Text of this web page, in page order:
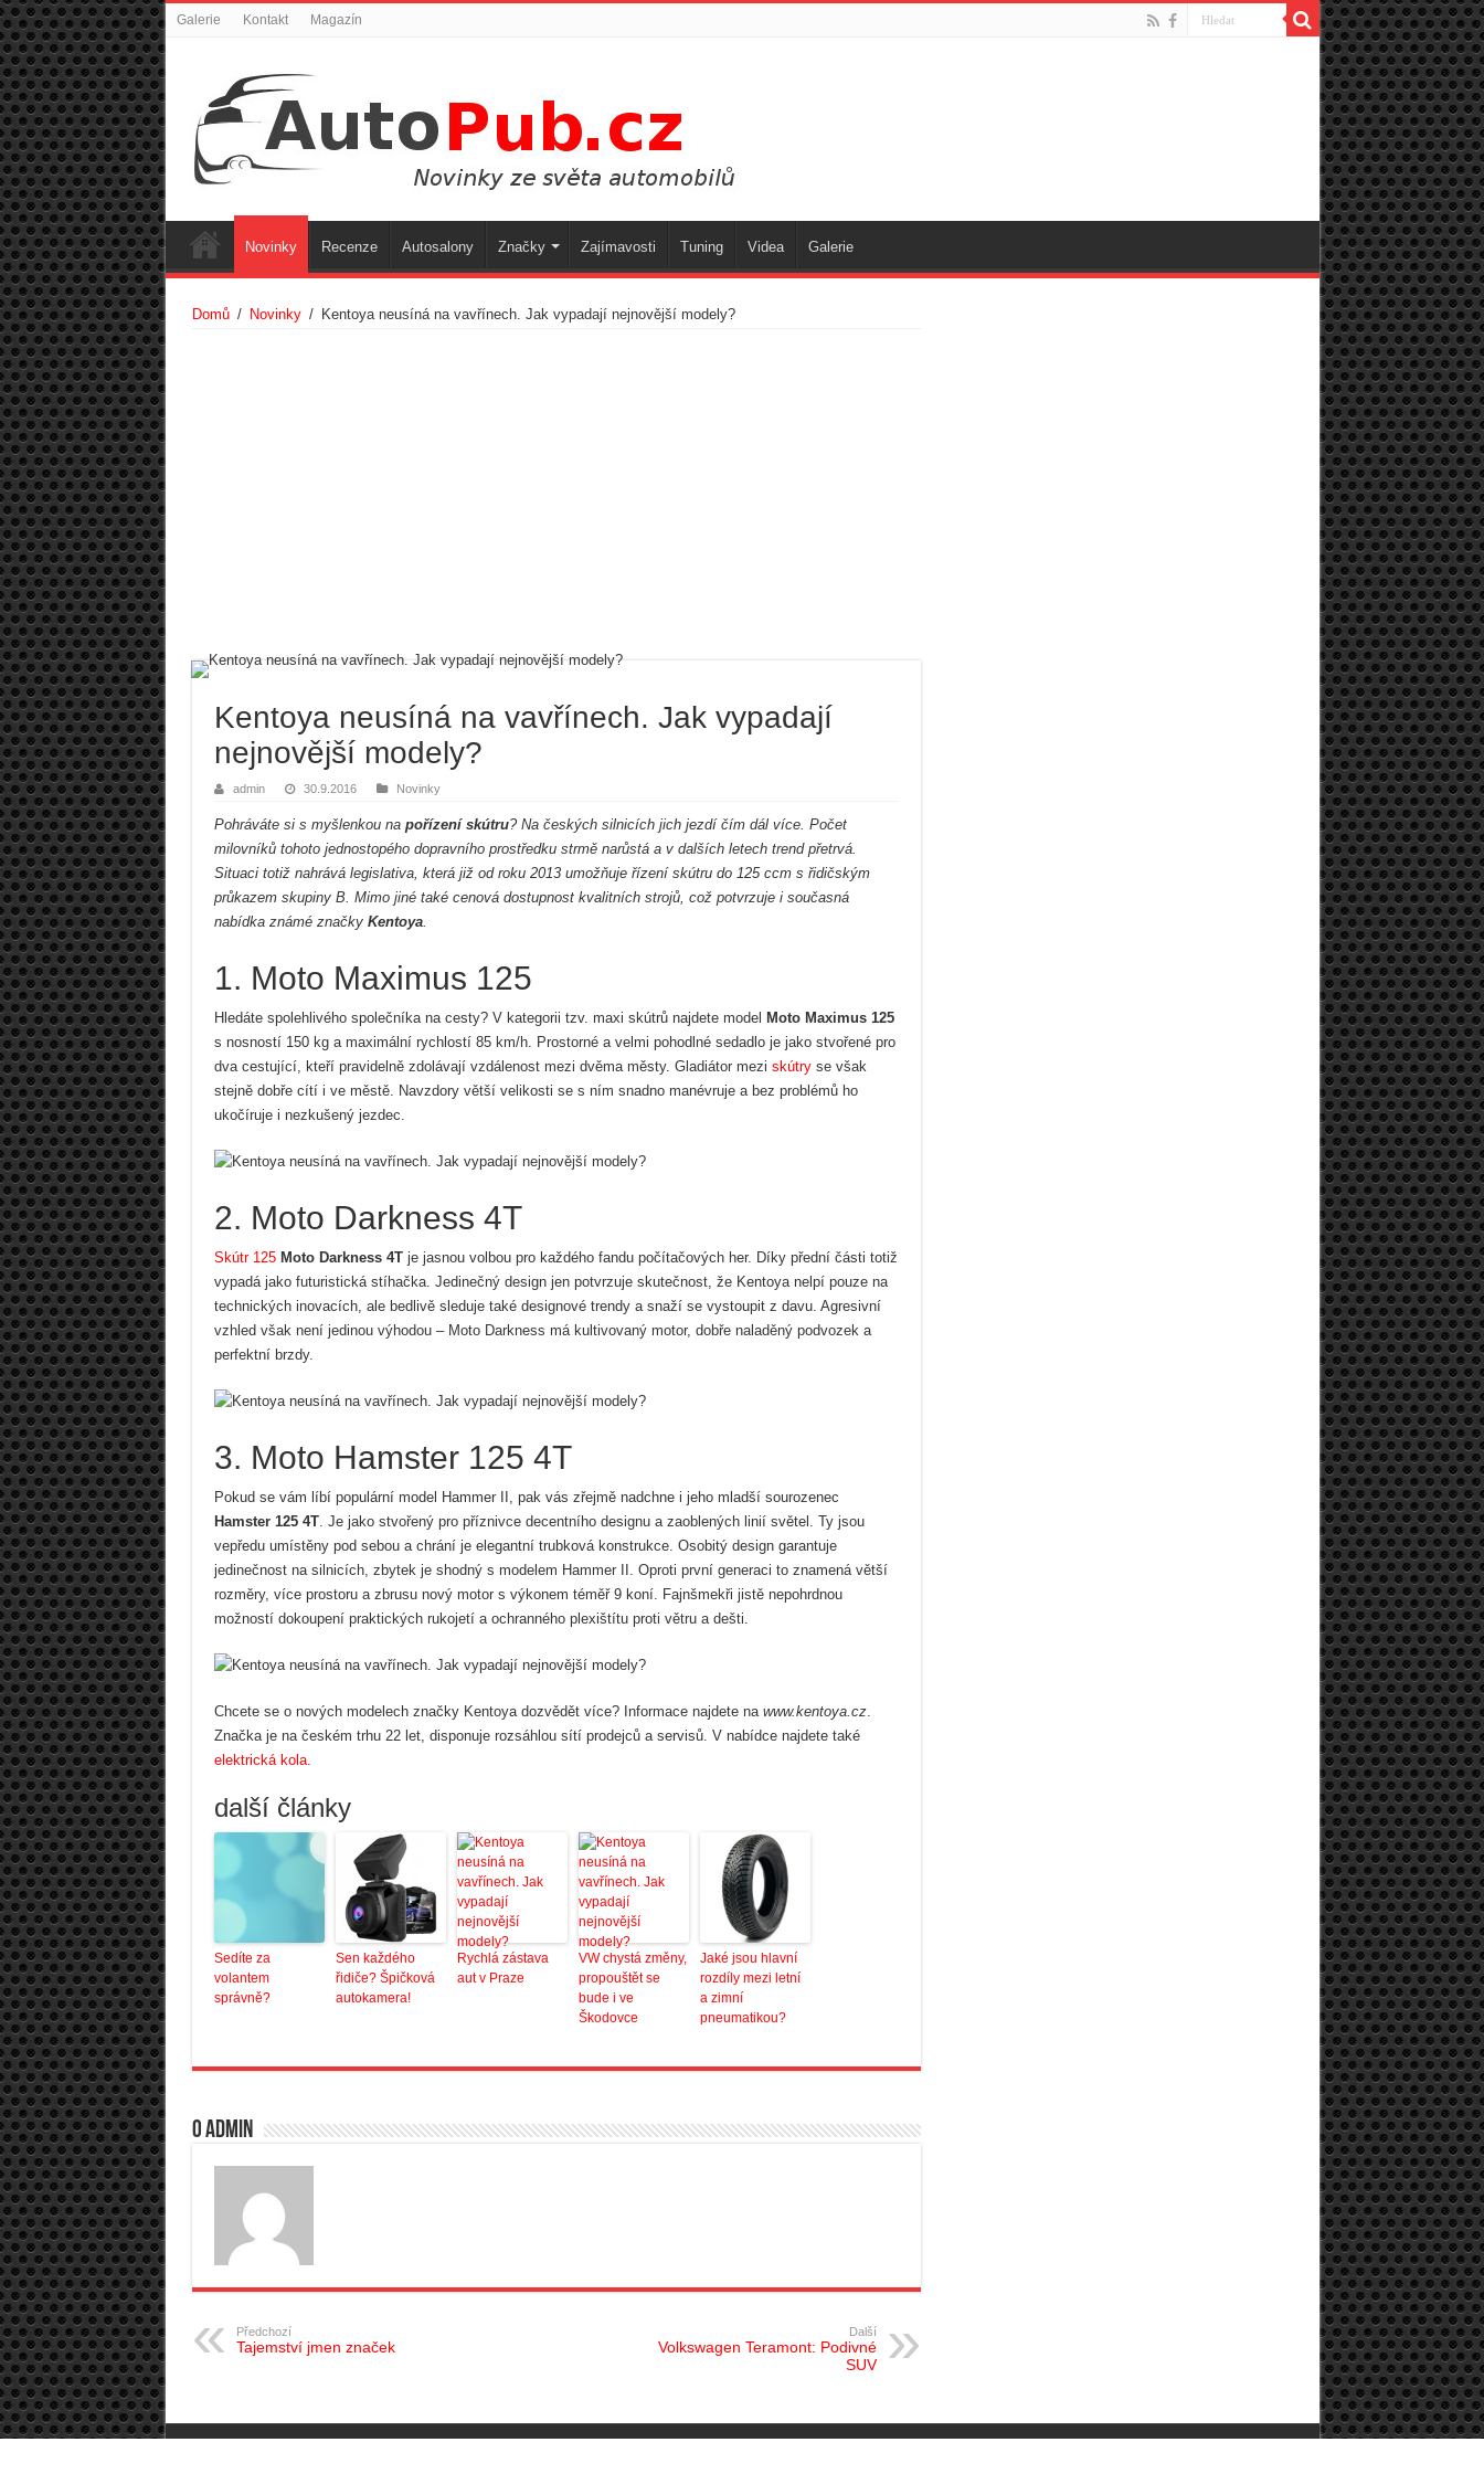
Galerie Kontakt Magazín
Novinky Recenze Autosalony Značky Zajímavosti Tuning Videa Galerie
Domů / Novinky / Kentoya neusíná na vavřínech. Jak vypadají nejnovější modely?
Kentoya neusíná na vavřínech. Jak vypadají
nejnovější modely?
admin 30.9.2016 Novinky
Pohráváte si s myšlenkou na pořízení skútru? Na českých silnicích jich jezdí čím dál více. Počet
milovníků tohoto jednostopého dopravního prostředku strmě narůstá a v dalších letech trend přetrvá.
Situaci totiž nahrává legislativa, která již od roku 2013 umožňuje řízení skútru do 125 ccm s řidičským
průkazem skupiny B. Mimo jiné také cenová dostupnost kvalitních strojů, což potvrzuje i současná
nabídka známé značky Kentoya.
1. Moto Maximus 125
Hledáte spolehlivého společníka na cesty? V kategorii tzv. maxi skútrů najdete model Moto Maximus 125
s nosností 150 kg a maximální rychlostí 85 km/h. Prostorné a velmi pohodlné sedadlo je jako stvořené pro
dva cestující, kteří pravidelně zdolávají vzdálenost mezi dvěma městy. Gladiátor mezi skútryse však
stejně dobře cítí i ve městě. Navzdory větší velikosti se s ním snadno manévruje a bez problémů ho
ukočíruje i nezkušený jezdec.
2. Moto Darkness 4T
Skútr 125 Moto Darkness 4Tje jasnou volbou pro každého fandu počítačových her. Díky přední části totiž
vypadá jako futuristická stíhačka. Jedinečný design jen potvrzuje skutečnost, že Kentoya nelpí pouze na
technických inovacích, ale bedlivě sleduje také designové trendy a snaží se vystoupit z davu. Agresivní
vzhled však není jedinou výhodou – Moto Darkness má kultivovaný motor, dobře naladěný podvozek a
perfektní brzdy.
3. Moto Hamster 125 4T
Pokud se vám líbí populární model Hammer II, pak vás zřejmě nadchne i jeho mladší sourozenec
Hamster 125 4T. Je jako stvořený pro příznivce decentního designu a zaoblených linií světel. Ty jsou
vepředu umístěny pod sebou a chrání je elegantní trubková konstrukce. Osobitý design garantuje
jedinečnost na silnicích, zbytek je shodný s modelem Hammer II. Oproti první generaci to znamená větší
rozměry, více prostoru a zbrusu nový motor s výkonem téměř 9 koní. Fajnšmekři jistě nepohrdnou
možností dokoupení praktických rukojetí a ochranného plexištítu proti větru a dešti.
Chcete se o nových modelech značky Kentoya dozvědět více? Informace najdete na www.kentoya.cz.
Značka je na českém trhu 22 let, disponuje rozsáhlou sítí prodejců a servisů. V nabídce najdete také
elektrická kola.
další články
Sedíte za
volantem
správně?
Sen každého
řidiče? Špičková
autokamera!
Rychlá zástava
aut v Praze
VW chystá změny,
propouštět se
bude i ve
Škodovce
Jaké jsou hlavní
rozdíly mezi letní
a zimní
pneumatikou?
O admin
Předchozí
Tajemství jmen značek
Další
Volkswagen Teramont: Podivné
SUV